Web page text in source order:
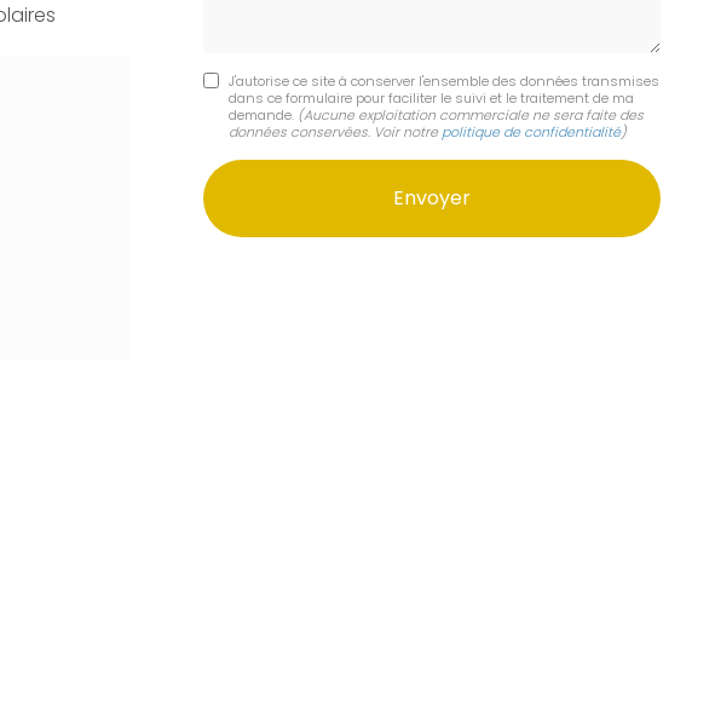
J'autorise ce site à conserver l'ensemble des données transmises
dans ce formulaire pour faciliter le suivi et le traitement de ma
demande. (Aucune exploitation commerciale ne sera faite des
données conservées. Voir notre politique de confidentialité)